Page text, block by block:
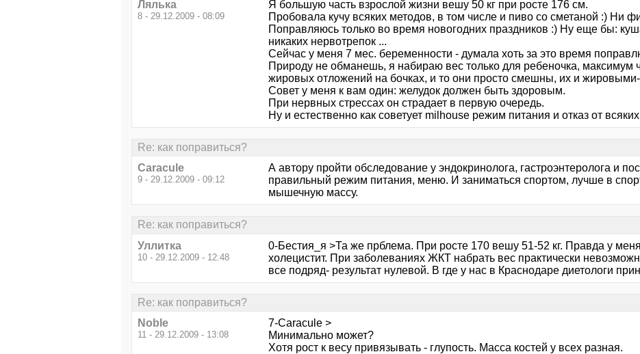
Лялька
8 - 29.12.2009 - 08:09
Я большую часть взрослой жизни вешу 50 кг при росте 176 см.
Пробовала кучу всяких методов, в том числе и пиво со сметаной :) Ни
Поправляюсь только во время новогодних праздников :) Ну еще бы:
никаких нервотрепок ...
Сейчас у меня 7 мес. беременности - думала хоть за это время
Природу не обманешь, я набираю вес только для ребеночка, максимум
жировых отложений на бочках, и то они просто смешны, их и
Совет у меня к вам один: желудок должен быть здоровым.
При нервных стрессах он страдает в первую очередь.
Ну и естественно как советует milhouse режим питания и отказ от
Re: как поправиться?
Caracule
9 - 29.12.2009 - 09:12
А автору пройти обследование у эндокринолога, гастроэнтеролога и
правильный режим питания, меню. И заниматься спортом, лучше в
мышечную массу.
Re: как поправиться?
Уллитка
10 - 29.12.2009 - 12:48
0-Бестия_я >Та же прблема. При росте 170 вешу 51-52 кг. Правда у
холецистит. При заболеваниях ЖКТ набрать вес практически
все подряд- результат нулевой. В где у нас в Краснодаре диетологи
Re: как поправиться?
Noble
11 - 29.12.2009 - 13:08
7-Caracule >
Минимально может?
Хотя рост к весу привязывать - глупость. Масса костей у всех разная.